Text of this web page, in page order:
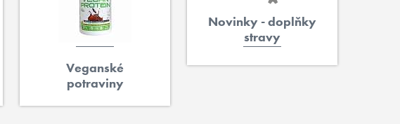
Veganské
potraviny
Novinky - doplňky
stravy